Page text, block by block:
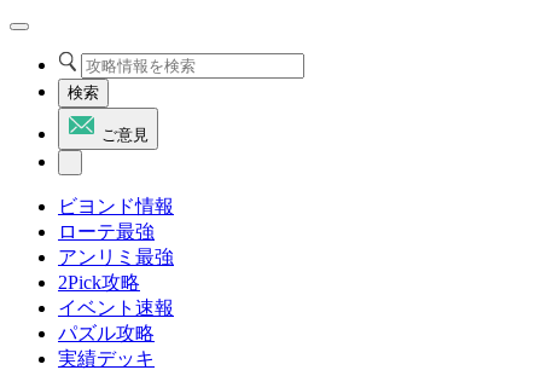
検索
ご意見
ビヨンド情報
ローテ最強
アンリミ最強
2Pick攻略
イベント速報
パズル攻略
実績デッキ